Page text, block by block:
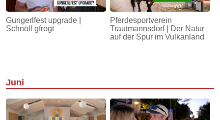
Gungerlfest upgrade |
Schnöll gfrogt
Pferdesportverein
Trautmannsdorf | Der Natur
auf der Spur im Vulkanland
Juni